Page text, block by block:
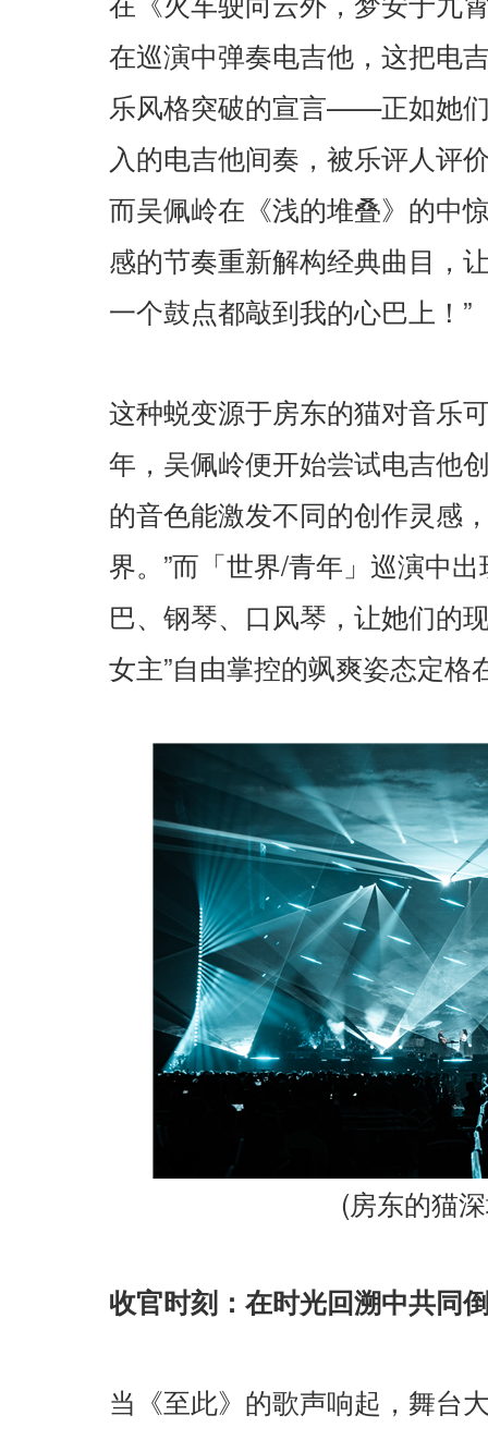
在巡演中弹奏电吉他，这把电
乐风格突破的宣言——正如她
入的电吉他间奏，被乐评人评
而吴佩岭在《浅的堆叠》的中
感的节奏重新解构经典曲目，
一个鼓点都敲到我的心巴上！ ”
这种蜕变源于房东的猫对音乐
年，吴佩岭便开始尝试电吉他
的音色能激发不同的创作灵感
界。 ”而「世界/青年」巡演中
巴、钢琴、口风琴，让她们的
女主”自由掌控的飒爽姿态定格
(房东的猫
收官时刻：在时光回溯中共同
当《至此》的歌声响起，舞台